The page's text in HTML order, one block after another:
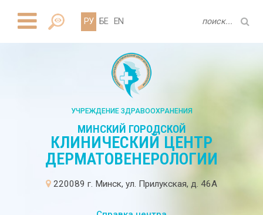
РУ БЕ EN
УЧРЕЖДЕНИЕ ЗДРАВООХРАНЕНИЯ
МИНСКИЙ ГОРОДСКОЙ
КЛИНИЧЕСКИЙ ЦЕНТР
ДЕРМАТОВЕНЕРОЛОГИИ
220089 г. Минск, ул. Прилукская, д. 46А